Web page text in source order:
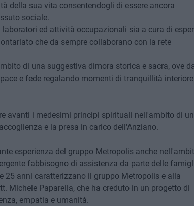
della sua vita consentendogli di essere ancora
sociale.
ed attività occupazionali sia a cura di
che da sempre collaborano con la rete
di una suggestiva dimora storica e sacra, ove
e fede regalando momenti di tranquillità
avanti i medesimi principi spirituali nell'ambito di un
e la presa in carico dell'Anziano.
esperienza del gruppo Metropolis anche
fabbisogno di assistenza da parte delle
25 anni caratterizzano il gruppo Metropolis e alla
Michele Paparella, che ha creduto in un progetto di
empatia e umanità.